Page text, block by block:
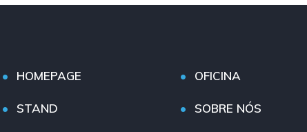
HOMEPAGE OFICINA
STAND SOBRE NÓS